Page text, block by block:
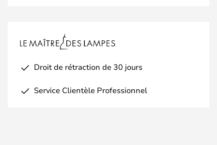
Droit de rétraction de 30 jours
Service Clientèle Professionnel